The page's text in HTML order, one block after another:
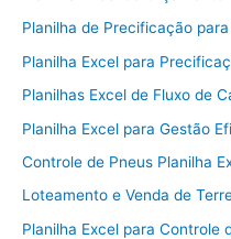
Planilha de Precificação
Planilha Excel para
Planilhas Excel de Fluxo de
Planilha Excel para Gestão
Controle de Pneus Planilha
Loteamento e Venda de
Planilha Excel para Controle